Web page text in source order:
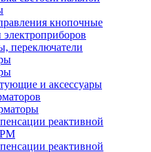
кнопочные
электроприборов
переключатели
и аксессуары
реактивной
реактивной